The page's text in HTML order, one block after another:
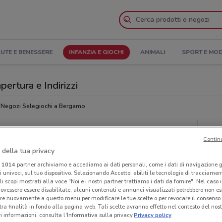
E BENESSERE INFANZIA E GIOCHI ANIMALI SPORT E
e Indirizzi
Negozi Selegiochi a Bergamo
della tua privacy
1014partner archiviamo e accediamo ai dati personali, come i dati di navigazione
sul tuo dispositivo. Selezionando Accetto, abiliti le tecnologie di
scopi mostrati alla voce "Noi e i nostri partner trattiamo i dati da fornire". Nel caso
essere disabilitate, alcuni contenuti e annunci visualizzati potrebbero non
nuovamente a questo menu per modificare le tue scelte o per revocare il
finalità in fondo alla pagina web. Tali scelte avranno effetto nel contesto del
informazioni, consulta l'Informativa sulla privacy.Privacy policy